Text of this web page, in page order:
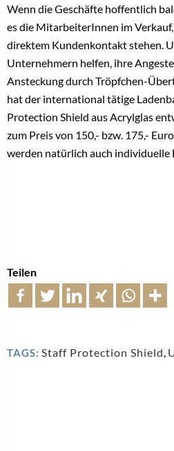
Wenn die Geschäfte hoffentlich
es die MitarbeiterInnen im
direktem Kundenkontakt stehen.
Unternehmern helfen, ihre
Ansteckung durch Tröpfchen-
hat der international tätige
Protection Shield aus Acrylglas
zum Preis von 150,- bzw. 175,-
werden natürlich auch individuelle
Teilen
TAGS: Staff Protection Shield,